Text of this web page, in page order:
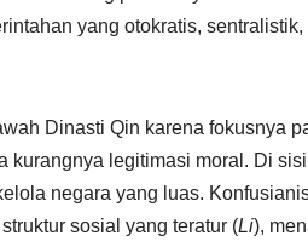
yang otokratis,
Dinasti Qin karena fokusnya
kurangnya legitimasi moral. Di
negara yang luas.
sosial yang teratur (Li),